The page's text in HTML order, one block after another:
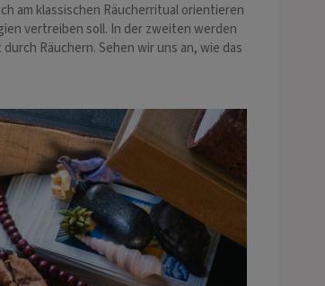
am klassischen Räucherritual orientieren
vertreiben soll. In der zweiten werden
Räuchern. Sehen wir uns an, wie das